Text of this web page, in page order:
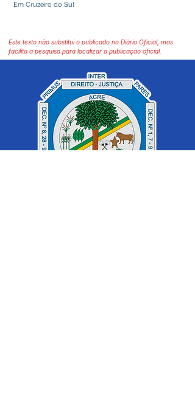
Em Cruzeiro do Sul
Este texto não substitui o publicado no Diário Oficial, mas
facilita a pesquisa para localizar a publicação oficial.